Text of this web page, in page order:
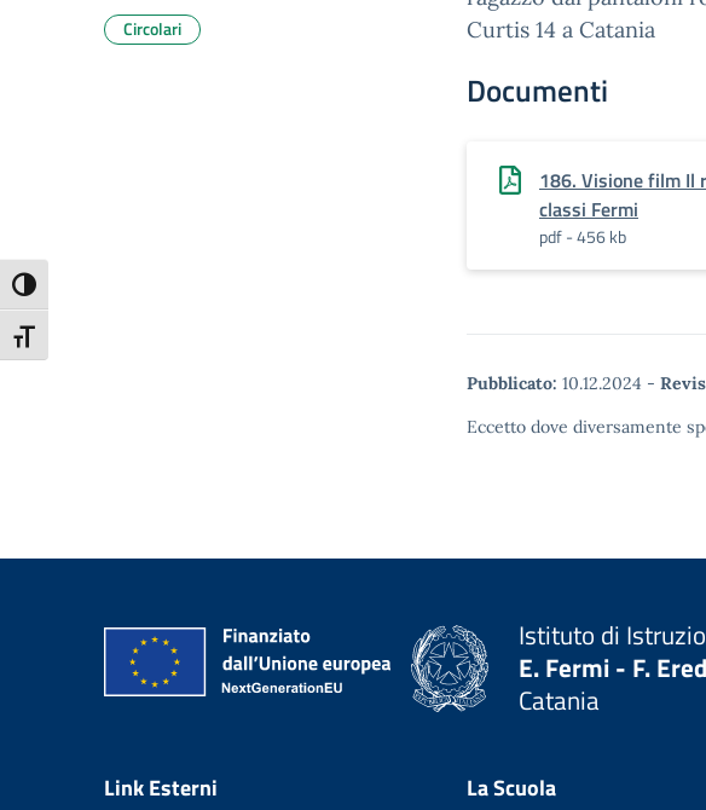
Attiva/disattiva alto contrasto
Attiva/disattiva dimensione testo
Curtis 14 a Catania
Documenti
186. Visione film Il
classi Fermi
pdf - 456 kb
Pubblicato: 10.12.2024 -
Eccetto dove diversamente
Circolari
Istituto di
E. Fermi - F.
Catania
Link Esterni La Scuola